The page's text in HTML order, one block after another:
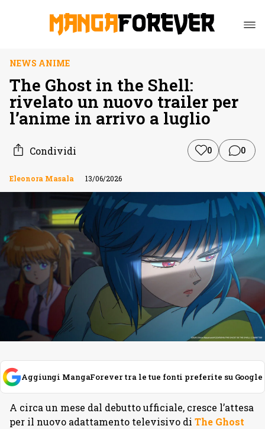
NEWS ANIME
The Ghost in the Shell:
rivelato un nuovo trailer per
l’anime in arrivo a luglio
Condividi 0 0
Eleonora Masala 13/06/2026
Aggiungi MangaForever tra le tue fonti preferite su Google
A circa un mese dal debutto ufficiale, cresce l’attesa
per il nuovo adattamento televisivo di The Ghost